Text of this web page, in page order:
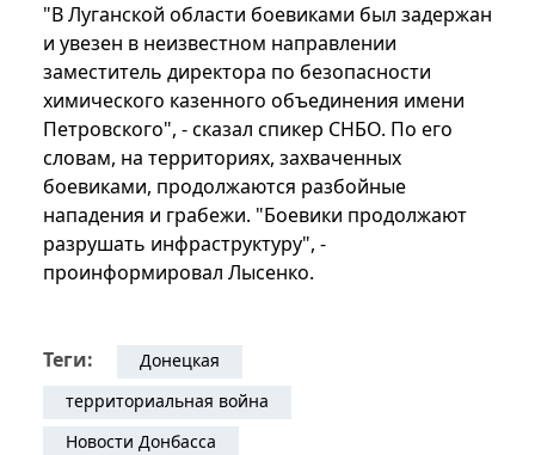
"В Луганской области боевиками был задержан
и увезен в неизвестном направлении
заместитель директора по безопасности
химического казенного объединения имени
Петровского", - сказал спикер СНБО. По его
словам, на территориях, захваченных
боевиками, продолжаются разбойные
нападения и грабежи. "Боевики продолжают
разрушать инфраструктуру", -
проинформировал Лысенко.
Теги:
Донецкая
территориальная война
Новости Донбасса